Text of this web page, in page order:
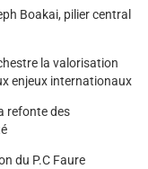
Boakai, pilier central
la valorisation
enjeux internationaux
refonte des
du P.C Faure